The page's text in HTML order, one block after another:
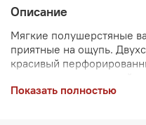
Описание
Мягкие полушерстяные
приятные на ощупь.
красивый
выполняет роль подклада
Показать полностью